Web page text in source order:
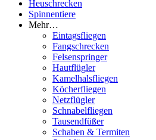
Heuschrecken
Spinnentiere
Mehr…
Eintagsfliegen
Fangschrecken
Felsenspringer
Hautflügler
Kamelhalsfliegen
Köcherfliegen
Netzflügler
Schnabelfliegen
Tausendfüßer
Schaben & Termiten